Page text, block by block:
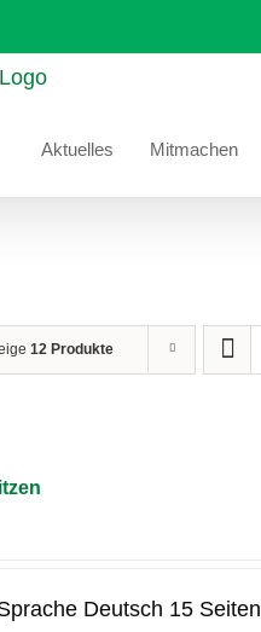
Aktuelles Mitmachen
12 Produkte
Deutsch 15 Seiten